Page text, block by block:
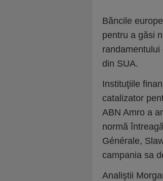
Băncile
pentru a găsi
din SUA.
Instituţiile
catalizator
ABN Amro a
normă
Générale,
campania sa
Analiştii